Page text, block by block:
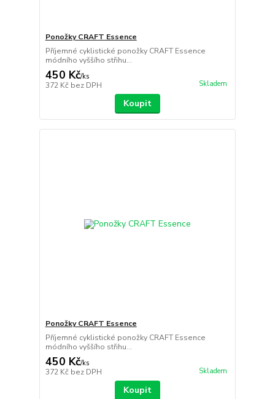
Ponožky CRAFT Essence
Příjemné cyklistické ponožky CRAFT Essence
módního vyššího střihu...
450 Kč/ks
372 Kč bez DPH Skladem
Koupit
Ponožky CRAFT Essence
Příjemné cyklistické ponožky CRAFT Essence
módního vyššího střihu...
450 Kč/ks
372 Kč bez DPH Skladem
Koupit